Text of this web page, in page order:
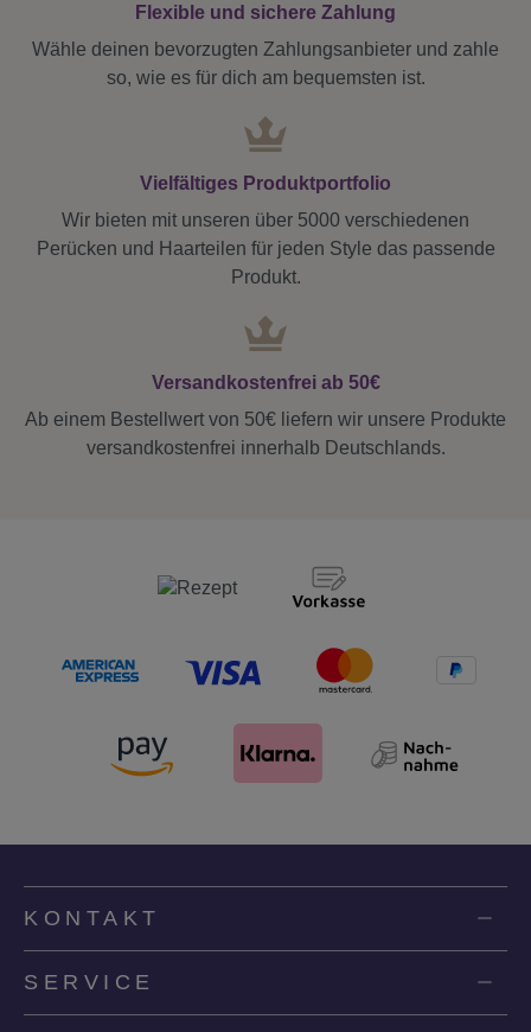
Flexible und sichere Zahlung
Wähle deinen bevorzugten Zahlungsanbieter und zahle
so, wie es für dich am bequemsten ist.
Vielfältiges Produktportfolio
Wir bieten mit unseren über 5000 verschiedenen
Perücken und Haarteilen für jeden Style das passende
Produkt.
Versandkostenfrei ab 50€
Ab einem Bestellwert von 50€ liefern wir unsere Produkte
versandkostenfrei innerhalb Deutschlands.
KONTAKT
SERVICE